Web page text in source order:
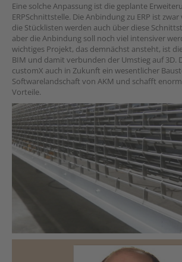
Eine solche Anpassung ist die geplante
ERPSchnittstelle. Die Anbindung zu ERP ist
die Stücklisten werden auch über diese
aber die Anbindung soll noch viel intensiver
wichtiges Projekt, das demnächst ansteht, ist
BIM und damit verbunden der Umstieg auf 3D.
customX auch in Zukunft ein wesentlicher
Softwarelandschaft von AKM und schafft
Vorteile.